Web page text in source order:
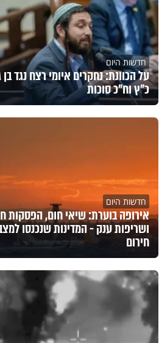
חדשות היום
על הכוונת: נחקרים איומי רצח נגד בן
כ"ץ וח"כ סוכות
חדשות היום
אירופה בוערת: שיאי חום, הפסקות
ושריפות ענק - המדינות שנכנסו
חירום